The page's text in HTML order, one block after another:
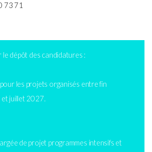
73 71
le dépôt des candidatures :
les projets organisés entre fin
juillet 2027.
de projet programmes intensifs et